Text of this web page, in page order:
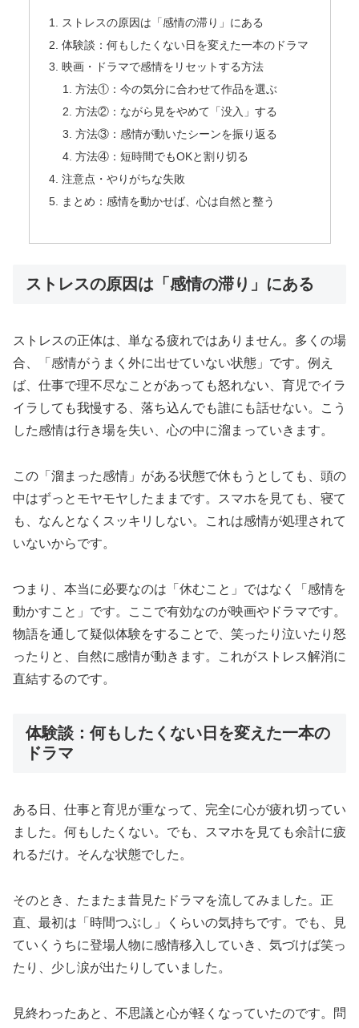
ストレスの原因は「感情の滞り」にある
体験談：何もしたくない日を変えた一本のドラマ
映画・ドラマで感情をリセットする方法
方法①：今の気分に合わせて作品を選ぶ
方法②：ながら見をやめて「没入」する
方法③：感情が動いたシーンを振り返る
方法④：短時間でもOKと割り切る
注意点・やりがちな失敗
まとめ：感情を動かせば、心は自然と整う
ストレスの原因は「感情の滞り」にある
ストレスの正体は、単なる疲れではありません。多くの場
合、「感情がうまく外に出せていない状態」です。例え
ば、仕事で理不尽なことがあっても怒れない、育児でイラ
イラしても我慢する、落ち込んでも誰にも話せない。こう
した感情は行き場を失い、心の中に溜まっていきます。
この「溜まった感情」がある状態で休もうとしても、頭の
中はずっとモヤモヤしたままです。スマホを見ても、寝て
も、なんとなくスッキリしない。これは感情が処理されて
いないからです。
つまり、本当に必要なのは「休むこと」ではなく「感情を
動かすこと」です。ここで有効なのが映画やドラマです。
物語を通して疑似体験をすることで、笑ったり泣いたり怒
ったりと、自然に感情が動きます。これがストレス解消に
直結するのです。
体験談：何もしたくない日を変えた一本の
ドラマ
ある日、仕事と育児が重なって、完全に心が疲れ切ってい
ました。何もしたくない。でも、スマホを見ても余計に疲
れるだけ。そんな状態でした。
そのとき、たまたま昔見たドラマを流してみました。正
直、最初は「時間つぶし」くらいの気持ちです。でも、見
ていくうちに登場人物に感情移入していき、気づけば笑っ
たり、少し涙が出たりしていました。
見終わったあと、不思議と心が軽くなっていたのです。問